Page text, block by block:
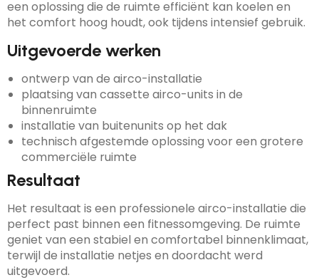
een oplossing die de ruimte efficiënt kan koelen en
het comfort hoog houdt, ook tijdens intensief gebruik.
Uitgevoerde werken
ontwerp van de airco-installatie
plaatsing van cassette airco-units in de
binnenruimte
installatie van buitenunits op het dak
technisch afgestemde oplossing voor een grotere
commerciële ruimte
Resultaat
Het resultaat is een professionele airco-installatie die
perfect past binnen een fitnessomgeving. De ruimte
geniet van een stabiel en comfortabel binnenklimaat,
terwijl de installatie netjes en doordacht werd
uitgevoerd.